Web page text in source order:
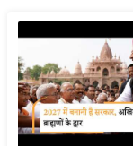
न
ज
ग
त
बॉ